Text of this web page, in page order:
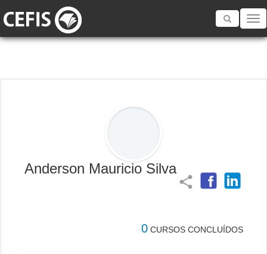
Toggle
Anderson Mauricio Silva
share
0 CURSOS CONCLUÍDOS